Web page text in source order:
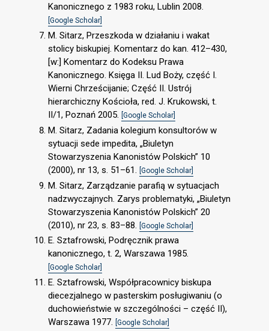
Kanonicznego z 1983 roku, Lublin 2008.
[Google Scholar]
M. Sitarz, Przeszkoda w działaniu i wakat
stolicy biskupiej. Komentarz do kan. 412–430,
[w:] Komentarz do Kodeksu Prawa
Kanonicznego. Księga II. Lud Boży, część I.
Wierni Chrześcijanie; Część II. Ustrój
hierarchiczny Kościoła, red. J. Krukowski, t.
II/1, Poznań 2005. [Google Scholar]
M. Sitarz, Zadania kolegium konsultorów w
sytuacji sede impedita, „Biuletyn
Stowarzyszenia Kanonistów Polskich” 10
(2000), nr 13, s. 51–61. [Google Scholar]
M. Sitarz, Zarządzanie parafią w sytuacjach
nadzwyczajnych. Zarys problematyki, „Biuletyn
Stowarzyszenia Kanonistów Polskich” 20
(2010), nr 23, s. 83–88.
[Google Scholar]
E. Sztafrowski, Podręcznik prawa
kanonicznego, t. 2, Warszawa 1985.
[Google Scholar]
E. Sztafrowski, Współpracownicy biskupa
diecezjalnego w pasterskim posługiwaniu (o
duchowieństwie w szczególności – część II),
Warszawa 1977. [Google Scholar]